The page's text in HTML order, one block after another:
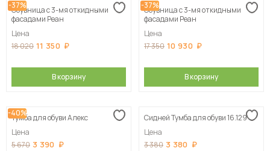
-37%
Обувница с 3-мя откидными
фасадами Реан
Цена
18 020 11 350
В корзину
-37%
Обувница с 3-мя откидными
фасадами Реан
Цена
17 350 10 930
В корзину
-40%
Тумба для обуви Алекс
Цена
5 670 3 390
Сидней Тумба для обуви 16.129
Цена
3 380 3 380